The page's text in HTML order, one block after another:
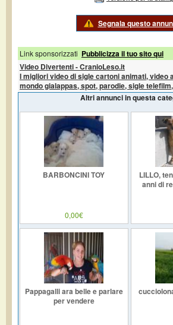
Segnala questo
Link sponsorizzati Pubblicizza il tuo sito qui
Video Divertenti - CranioLeso.it
I migliori video di sigle cartoni animati, video
mondo gialappas, spot, parodie, sigle
Altri annunci in questa
BARBONCINI TOY
0,00€
LILLO,
anni di
Pappagalli ara belle e parlare
per vendere